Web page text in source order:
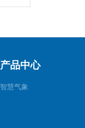
产品中心
智慧气象